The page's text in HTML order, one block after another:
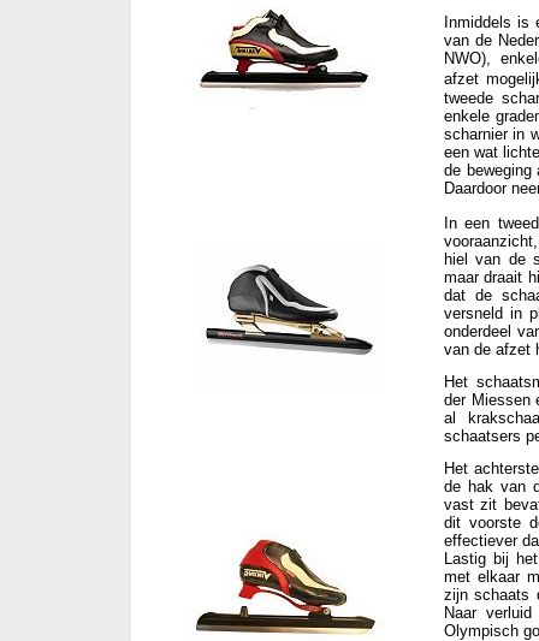
Inmiddels is
van de
NWO),
afzet
tweede
enkele
scharnier in
een wat
de
Daardoor
In een
hiel van de
maar draait
dat de
versneld in
onderdeel
van de afzet
Het
der Miessen
al
schaatsers
Het
de hak van
vast zit
dit voorste
effectiever
Lastig bij
met elkaar
zijn schaats
Naar
Olympisch